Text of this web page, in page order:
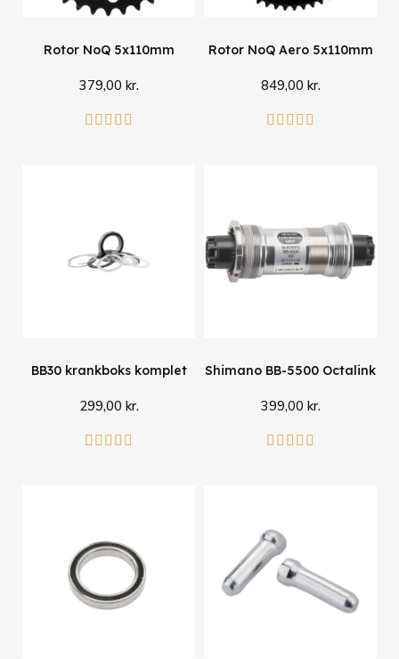
Rotor NoQ 5x110mm
379,00 kr.
    
Rotor NoQ Aero 5x110mm
849,00 kr.
    
BB30 krankboks komplet
299,00 kr.
    
Shimano BB-5500 Octalink
399,00 kr.
    